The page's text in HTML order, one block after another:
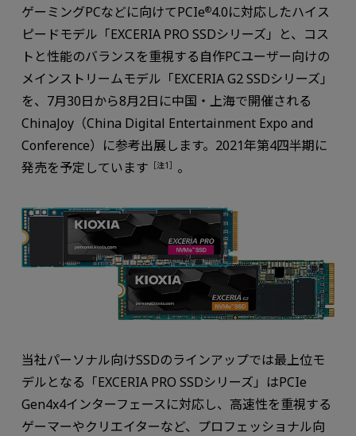
ゲーミングPCなどに向けてPCIe®4.0に対応したハイス
ピードモデル「EXCERIA PRO SSDシリーズ」と、コス
トと性能のバランスを重視する自作PCユーザー向けの
メインストリームモデル「EXCERIA G2 SSDシリーズ」
を、7月30日から8月2日に中国・上海で開催される
ChinaJoy（China Digital Entertainment Expo and
Conference）に参考出展します。2021年第4四半期に
発売を予定しています ［注1］ 。
当社パーソナル向けSSDのラインアップでは最上位モ
デルとなる「EXCERIA PRO SSDシリーズ」はPCIe
Gen4x4インターフェースに対応し、高速性を重視する
ゲーマーやクリエイターなど、プロフェッショナル向